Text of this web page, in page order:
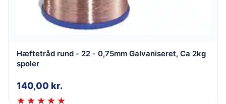
Hæftetråd rund - 22 - 0,75mm Galvaniseret, Ca 2kg
spoler
140,00 kr.